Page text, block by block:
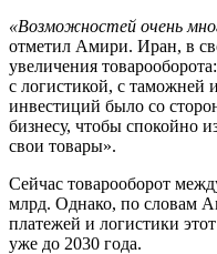
«Возможностей очень
отметил Амири. Иран, в
увеличения
с логистикой, с таможней
инвестиций было со
бизнесу, чтобы спокойно
свои товары».
Сейчас товарооборот
млрд. Однако, по словам
платежей и логистики
уже до 2030 года.